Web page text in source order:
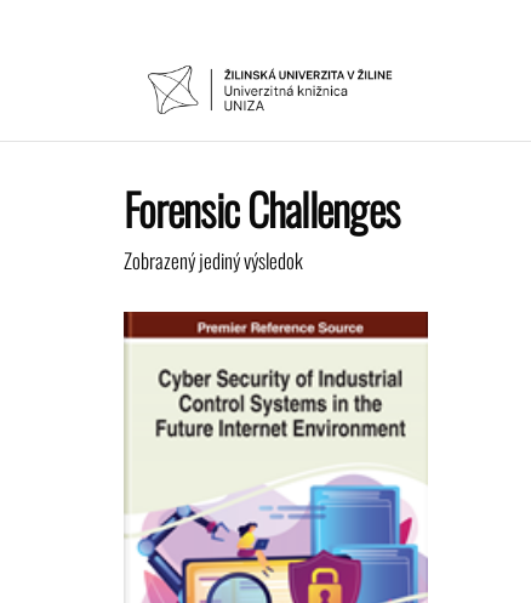
Forensic Challenges
Zobrazený jediný výsledok